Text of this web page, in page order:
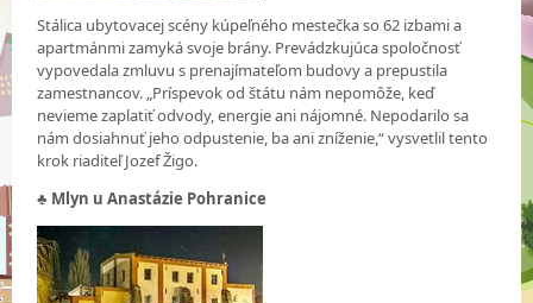
Stálica ubytovacej scény kúpeľného mestečka so 62 izbami a
apartmánmi zamyká svoje brány. Prevádzkujúca spoločnosť
vypovedala zmluvu s prenajímateľom budovy a prepustila
zamestnancov. „Príspevok od štátu nám nepomôže, keď
nevieme zaplatiť odvody, energie ani nájomné. Nepodarilo sa
nám dosiahnuť jeho odpustenie, ba ani zníženie,“ vysvetlil tento
krok riaditeľ Jozef Žigo.
♣ Mlyn u Anastázie Pohranice